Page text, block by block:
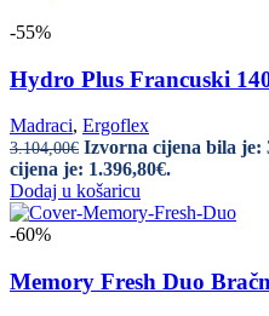
-55%
Hydro Plus Francuski
Madraci, Ergoflex
3.104,00€ Izvorna cijena bila je:
cijena je: 1.396,80€.
Dodaj u košaricu
-60%
Memory Fresh Duo